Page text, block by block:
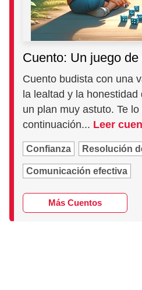
Cuento: Un juego de
Cuento budista con una
la lealtad y la
un plan muy astuto. Te
continuación... Leer
Confianza Resolución
Comunicación efectiva
Más Cuentos